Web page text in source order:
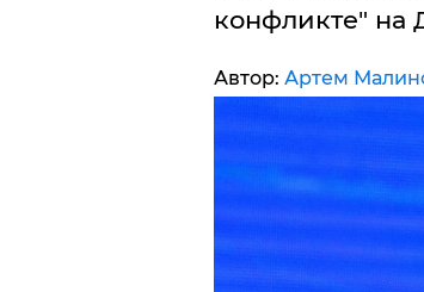
конфликте" на
Автор: Артем